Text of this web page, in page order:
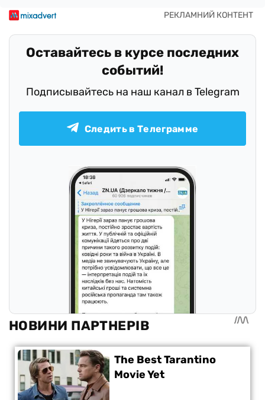
Оставайтесь в курсе последних
событий!
Подписывайтесь на наш канал в Telegram
Следить в Телеграмме